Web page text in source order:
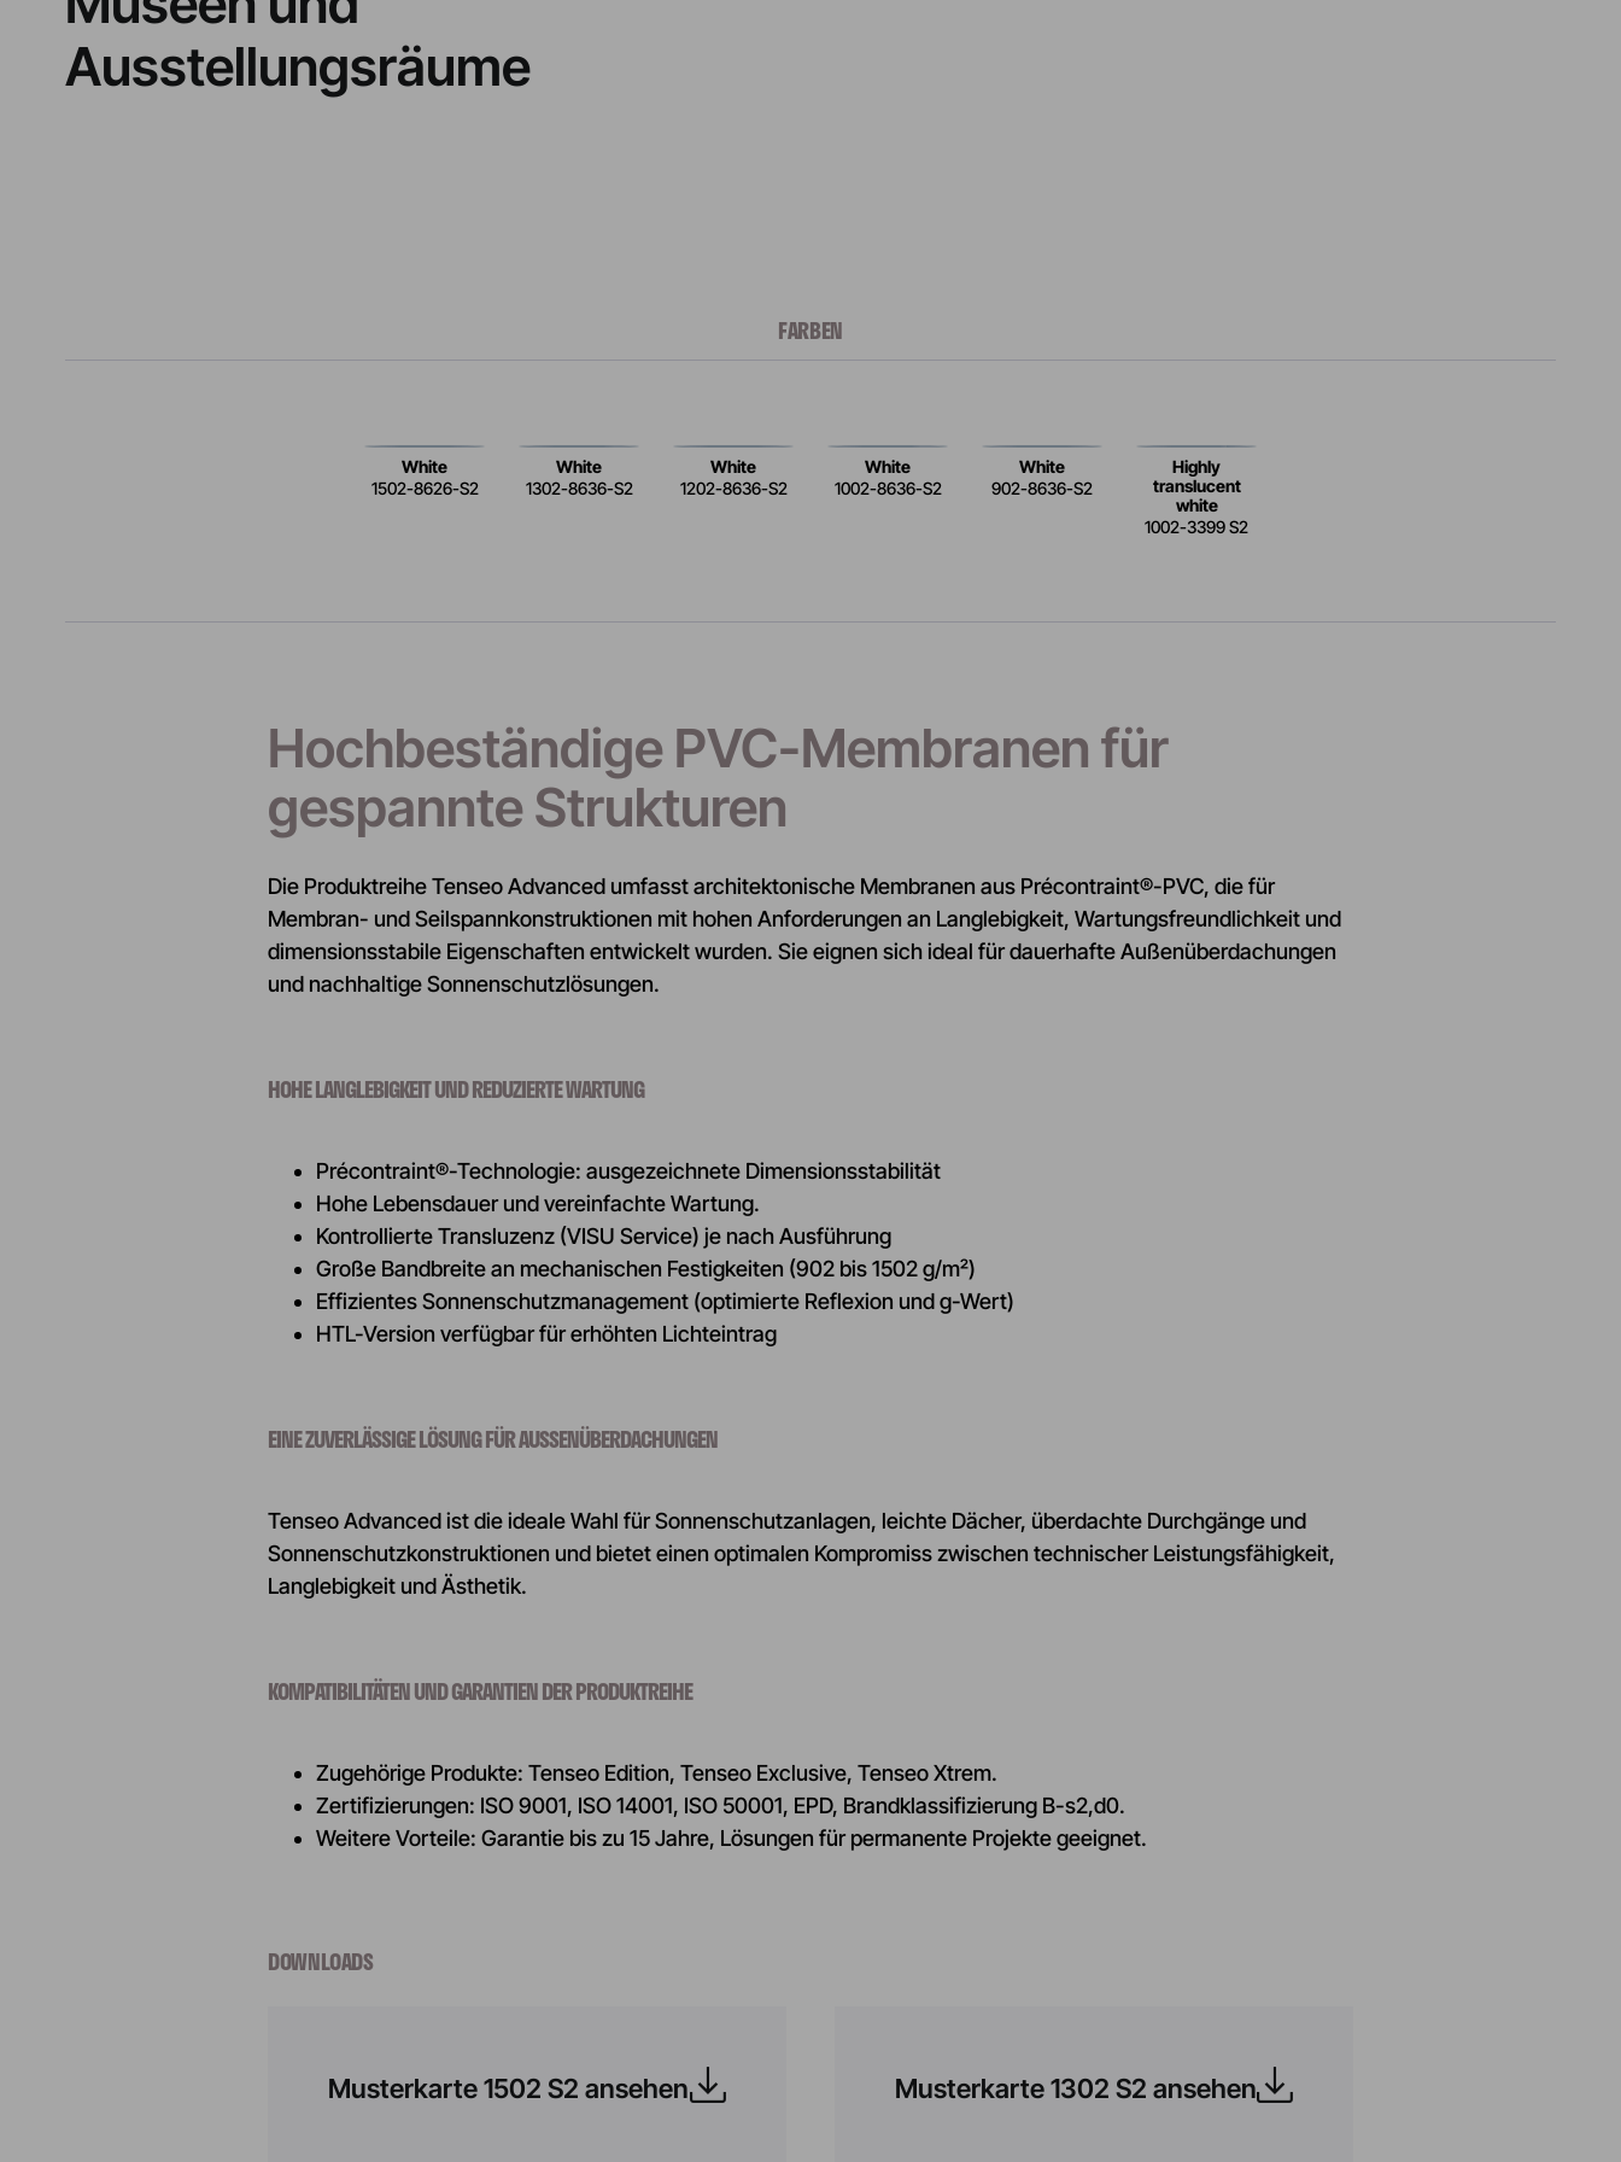
Ausstellungsräume
FARBEN
White
1502-8626-S2
White
1302-8636-S2
White
1202-8636-S2
White
1002-8636-S2
White
902-8636-S2
Highly
translucent
white
1002-3399 S2
Hochbeständige PVC-Membranen für
gespannte Strukturen
Die Produktreihe Tenseo Advanced umfasst architektonische Membranen aus Précontraint®-PVC, die für
Membran- und Seilspannkonstruktionen mit hohen Anforderungen an Langlebigkeit, Wartungsfreundlichkeit und
dimensionsstabile Eigenschaften entwickelt wurden. Sie eignen sich ideal für dauerhafte Außenüberdachungen
und nachhaltige Sonnenschutzlösungen.
HOHE LANGLEBIGKEIT UND REDUZIERTE WARTUNG
Précontraint®-Technologie: ausgezeichnete Dimensionsstabilität
Hohe Lebensdauer und vereinfachte Wartung.
Kontrollierte Transluzenz (VISU Service) je nach Ausführung
Große Bandbreite an mechanischen Festigkeiten (902 bis 1502 g/m²)
Effizientes Sonnenschutzmanagement (optimierte Reflexion und g-Wert)
HTL-Version verfügbar für erhöhten Lichteintrag
EINE ZUVERLÄSSIGE LÖSUNG FÜR AUSSENÜBERDACHUNGEN
Tenseo Advanced ist die ideale Wahl für Sonnenschutzanlagen, leichte Dächer, überdachte Durchgänge und
Sonnenschutzkonstruktionen und bietet einen optimalen Kompromiss zwischen technischer Leistungsfähigkeit,
Langlebigkeit und Ästhetik.
KOMPATIBILITÄTEN UND GARANTIEN DER PRODUKTREIHE
Zugehörige Produkte: Tenseo Edition, Tenseo Exclusive, Tenseo Xtrem.
Zertifizierungen: ISO 9001, ISO 14001, ISO 50001, EPD, Brandklassifizierung B-s2,d0.
Weitere Vorteile: Garantie bis zu 15 Jahre, Lösungen für permanente Projekte geeignet.
DOWNLOADS
Musterkarte 1502 S2 ansehen Musterkarte 1302 S2 ansehen